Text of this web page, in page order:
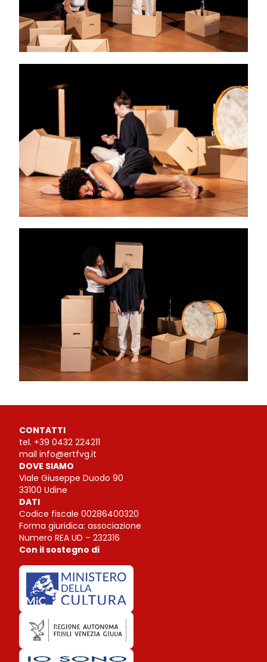
CONTATTI
tel. +39 0432 224211
mail info@ertfvg.it
DOVE SIAMO
Viale Giuseppe Duodo 90
33100 Udine
DATI
Codice fiscale 00286400320
Forma giuridica: associazione
Numero REA UD – 232316
Con il sostegno di